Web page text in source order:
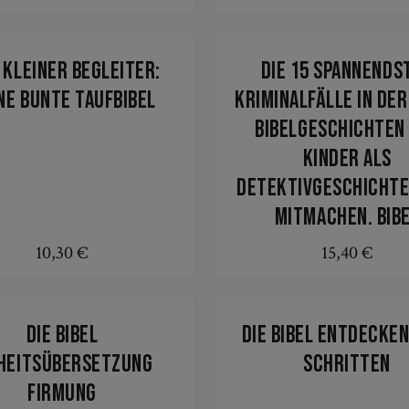
kleiner Begleiter:
bunte Taufbibel
Regulärer Preis:
10,30 €
Die 15
Kriminalfälle in
Kinder als
Mitmachen.
Regulärer
15,40 €
Die Bibel
Firmung
Die Bibel
Schritten